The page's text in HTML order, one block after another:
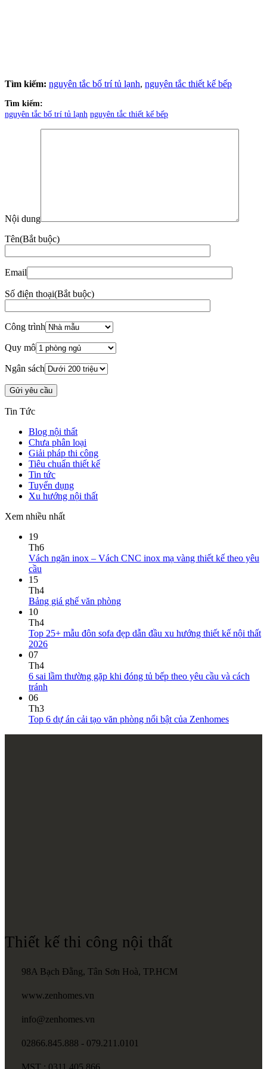
Tìm kiếm: nguyên tắc bố trí tủ lạnh, nguyên tắc thiết kế bếp
Tìm kiếm:
nguyên tắc bố trí tủ lạnh nguyên tắc thiết kế bếp
Nội dung
Tên(Bắt buộc)
Email
Số điện thoại(Bắt buộc)
Công trình
Quy mô
Ngân sách
Tin Tức
Blog nội thất
Chưa phân loại
Giải pháp thi công
Tiêu chuẩn thiết kế
Tin tức
Tuyển dụng
Xu hướng nội thất
Xem nhiều nhất
19
Th6
Vách ngăn inox – Vách CNC inox mạ vàng thiết kế theo yêu
cầu
15
Th4
Bảng giá ghế văn phòng
10
Th4
Top 25+ mẫu đôn sofa đẹp dẫn đầu xu hướng thiết kế nội thất
2026
07
Th4
6 sai lầm thường gặp khi đóng tủ bếp theo yêu cầu và cách
tránh
06
Th3
Top 6 dự án cải tạo văn phòng nổi bật của Zenhomes
Thiết kế thi công nội thất
98A Bạch Đằng, Tân Sơn Hoà, TP.HCM
www.zenhomes.vn
info@zenhomes.vn
02866.845.888 - 079.211.0101